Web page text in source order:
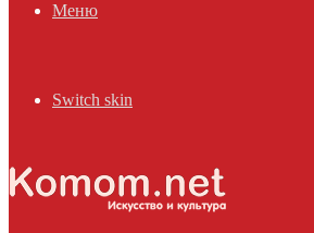
Меню
Switch skin